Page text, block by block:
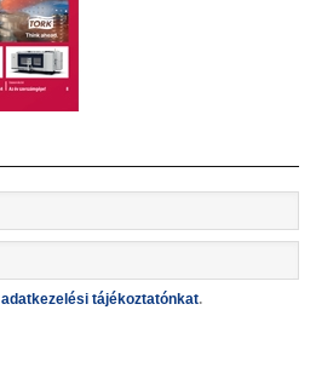
adatkezelési tájékoztatónkat.